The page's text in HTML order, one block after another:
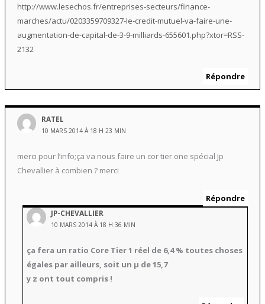
http://www.lesechos.fr/entreprises-secteurs/finance-
marches/actu/0203359709327-le-credit-mutuel-va-faire-une-
augmentation-de-capital-de-3-9-milliards-655601.php?xtor=RSS-
2132
Répondre
RATEL
10 MARS 2014 À 18 H 23 MIN
merci pour l’info;ça va nous faire un cor tier one spécial Jp
Chevallier à combien ? merci
Répondre
JP-CHEVALLIER
10 MARS 2014 À 18 H 36 MIN
ça fera un ratio Core Tier 1 réel de 6,4 % toutes choses
égales par ailleurs, soit un µ de 15,7
y z ont tout compris !